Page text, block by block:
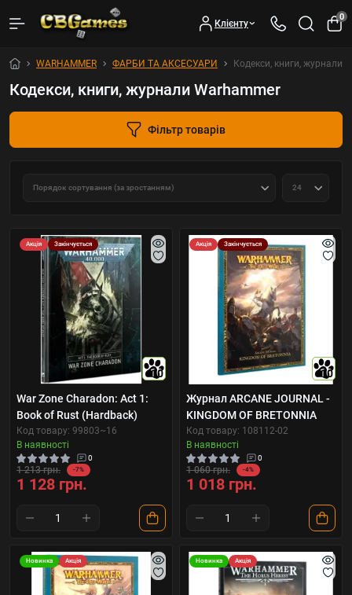
Клієнту
0
WARHAMMER ФАРБИ ТА АКСЕСУАРИ Кодекси, книги, журнали
Кодекси, книги, журнали Warhammer
Фільтр товарів
Акція Закінчується
10
War Zone Charadon: Act 1:
Book of Rust (Hardback)
Код товару: 99803~16
В наявності
0
1 213 грн. -7%
1 128 грн.
Акція Закінчується
10
Журнал ARCANE JOURNAL -
KINGDOM OF BRETONNIA
Код товару: 108112-02
В наявності
0
1 060 грн. -4%
1 018 грн.
Новинка Акція Новинка Акція